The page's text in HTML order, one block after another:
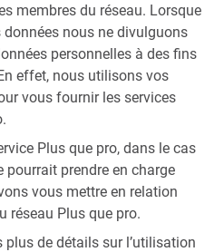
membres du réseau. Lorsque
nous ne divulguons
personnelles à des fins
effet, nous utilisons vos
vous fournir les services
Plus que pro, dans le cas
pourrait prendre en charge
vous mettre en relation
réseau Plus que pro.
de détails sur l’utilisation